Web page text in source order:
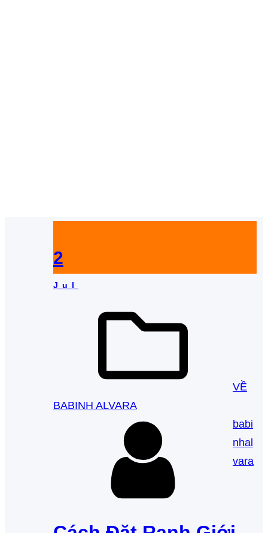
2
Jul
VỀ
BABINH ALVARA
babi
nhal
vara